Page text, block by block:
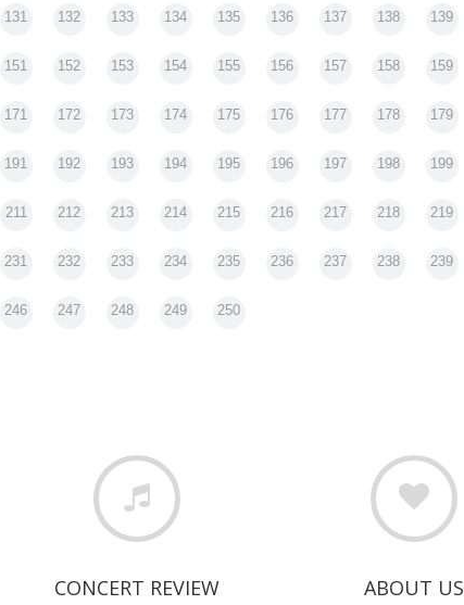
131 132 133 134 135 136 137 138 139
151 152 153 154 155 156 157 158 159
171 172 173 174 175 176 177 178 179
191 192 193 194 195 196 197 198 199
211 212 213 214 215 216 217 218 219
231 232 233 234 235 236 237 238 239
246 247 248 249 250
CONCERT REVIEW ABOUT US